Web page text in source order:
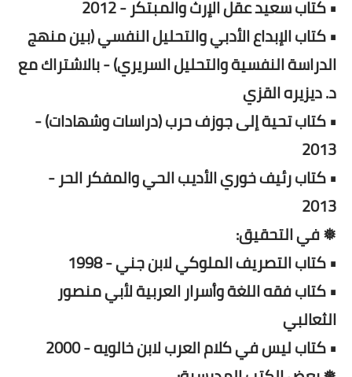
• كتاب سعيد عقل الإرث والمبتكر - 2012
• كتاب الإبداع الأدبي والتحليل النفسي (بين منهج
الدراسة النفسية والتحليل السريري) - بالاشتراك مع
د. ديزيره القزي
• كتاب تحية إلى جوزف حرب (دراسات وشهادات) -
2013
• كتاب رئيف خوري الأديب الحي والمفكر الحر -
2013
❅ في التحقيق:
• كتاب التصريف الملوكي لابن جني - 1998
• كتاب فقه اللغة وأسرار العربية لأبي منصور
الثعالبي
• كتاب ليس في كلام العرب لابن خالويه - 2000